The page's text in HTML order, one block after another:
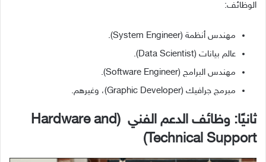
الوظائف:
مهندس أنظمة (System Engineer).
عالم بيانات (Data Scientist).
مهندس البرامج (Software Engineer).
مبرمج جرافيك (Graphic Developer)، وغيرهم.
ثانيًا: وظائف الدعم الفني (Hardware and
Technical Support)